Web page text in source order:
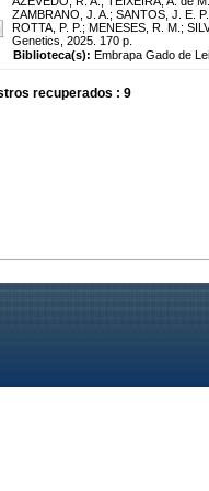
ZAMBRANO, J. A. ; SANTOS, J. E. P.
ROTTA, P. P. ; MENESES, R. M. ;
Genetics, 2025. 170 p.
Biblioteca(s): Embrapa Gado de
recuperados : 9